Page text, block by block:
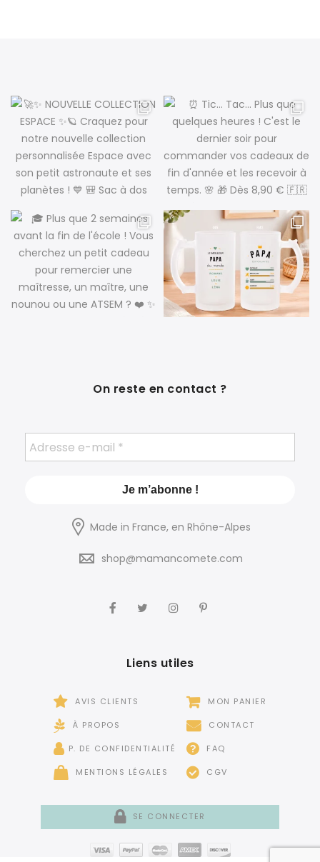
On reste en contact ?
Made in France, en Rhône-Alpes
shop@mamancomete.com
Liens utiles
AVIS CLIENTS
À PROPOS
P. DE CONFIDENTIALITÉ
MENTIONS LÉGALES
MON PANIER
CONTACT
FAQ
CGV
SE CONNECTER